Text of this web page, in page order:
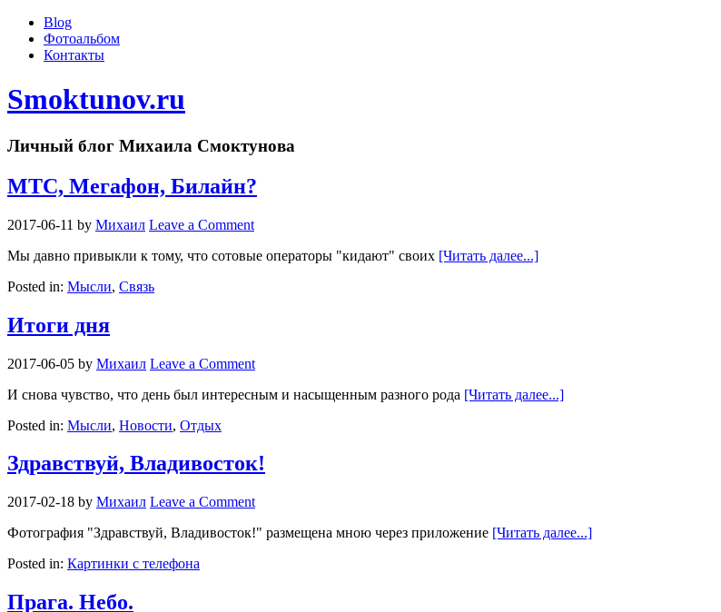
Blog
Фотоальбом
Контакты
Smoktunov.ru
Личный блог Михаила Смоктунова
МТС, Мегафон, Билайн?
2017-06-11 by Михаил Leave a Comment
Мы давно привыкли к тому, что сотовые операторы "кидают" своих [Читать далее...]
Posted in: Мысли, Связь
Итоги дня
2017-06-05 by Михаил Leave a Comment
И снова чувство, что день был интересным и насыщенным разного рода [Читать далее...]
Posted in: Мысли, Новости, Отдых
Здравствуй, Владивосток!
2017-02-18 by Михаил Leave a Comment
Фотография "Здравствуй, Владивосток!" размещена мною через приложение [Читать далее...]
Posted in: Картинки с телефона
Прага. Небо.